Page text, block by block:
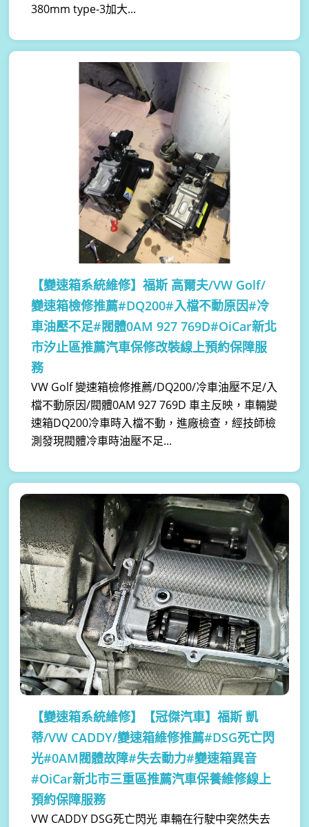
380mm type-3加大...
【變速箱系統維修】福斯 高爾夫/VW Golf/
變速箱檢修推薦#DQ200#入檔不動原因#冷
車油壓不足#閥體0AM 927 769D#OiCar新北
市汐止區推薦汽車保修改裝線上預約保障服
務
VW Golf 變速箱檢修推薦/DQ200/冷車油壓不足/入
檔不動原因/閥體0AM 927 769D 車主反映，車輛變
速箱DQ200冷車時入檔不動，進廠檢查，經技師檢
測發現閥體冷車時油壓不足...
【變速箱系統維修】
【冠傑汽車】福斯 凱
蒂/VW CADDY/變速箱維修推薦#DSG死亡閃
光#0AM閥體故障#失去動力#變速箱異音
#OiCar新北市三重區推薦汽車保養維修線上
預約保障服務
VW CADDY DSG死亡閃光 車輛在行駛中突然失去